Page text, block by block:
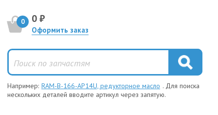
0 0 ₽
Оформить заказ
Например: RAM-B-166-AP14U, редукторное масло . Для поиска
нескольких деталей вводите артикул через запятую.